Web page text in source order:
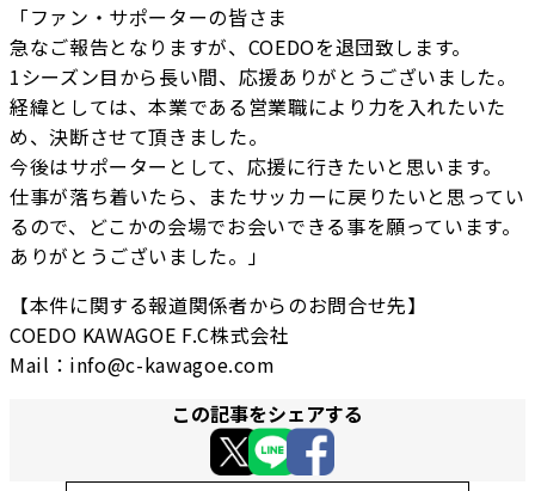
「ファン・サポーターの皆さま
急なご報告となりますが、COEDOを退団致します。
1シーズン目から長い間、応援ありがとうございました。
経緯としては、本業である営業職により力を入れたいた
め、決断させて頂きました。
今後はサポーターとして、応援に行きたいと思います。
仕事が落ち着いたら、またサッカーに戻りたいと思ってい
るので、どこかの会場でお会いできる事を願っています。
ありがとうございました。」
【本件に関する報道関係者からのお問合せ先】
COEDO KAWAGOE F.C株式会社
Mail：info@c-kawagoe.com
この記事をシェアする